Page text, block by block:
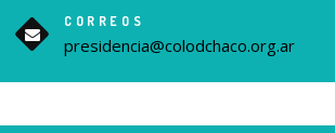
CORREOS
presidencia@colodchaco.org.ar